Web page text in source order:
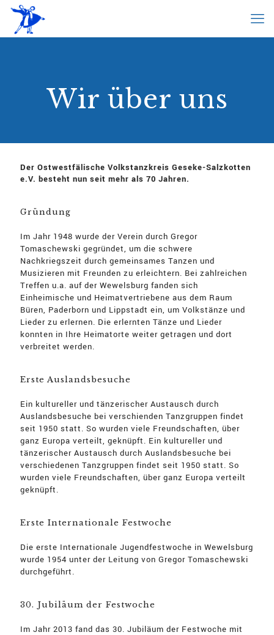
Wir über uns
Der Ostwestfälische Volkstanzkreis Geseke-Salzkotten
e.V. besteht nun seit mehr als 70 Jahren.
Gründung
Im Jahr 1948 wurde der Verein durch Gregor
Tomaschewski gegründet, um die schwere
Nachkriegszeit durch gemeinsames Tanzen und
Musizieren mit Freunden zu erleichtern. Bei zahlreichen
Treffen u.a. auf der Wewelsburg fanden sich
Einheimische und Heimatvertriebene aus dem Raum
Büren, Paderborn und Lippstadt ein, um Volkstänze und
Lieder zu erlernen. Die erlernten Tänze und Lieder
konnten in Ihre Heimatorte weiter getragen und dort
verbreitet werden.
Erste Auslandsbesuche
Ein kultureller und tänzerischer Austausch durch
Auslandsbesuche bei verschienden Tanzgruppen findet
seit 1950 statt. So wurden viele Freundschaften, über
ganz Europa verteilt, geknüpft. Ein kultureller und
tänzerischer Austausch durch Auslandsbesuche bei
verschiedenen Tanzgruppen findet seit 1950 statt. So
wurden viele Freundschaften, über ganz Europa verteilt
geknüpft.
Erste Internationale Festwoche
Die erste Internationale Jugendfestwoche in Wewelsburg
wurde 1954 unter der Leitung von Gregor Tomaschewski
durchgeführt.
30. Jubiläum der Festwoche
Im Jahr 2013 fand das 30. Jubiläum der Festwoche mit